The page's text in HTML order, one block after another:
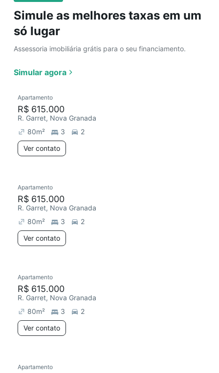
Simule as melhores taxas em um
só lugar
Assessoria imobiliária grátis para o seu financiamento.
Simular agora
Apartamento
R$ 615.000
R. Garret, Nova Granada
80m² 3
2
Ver contato
Apartamento
R$ 615.000
R. Garret, Nova Granada
80m² 3
2
Ver contato
Apartamento
R$ 615.000
R. Garret, Nova Granada
80m² 3
2
Ver contato
Apartamento